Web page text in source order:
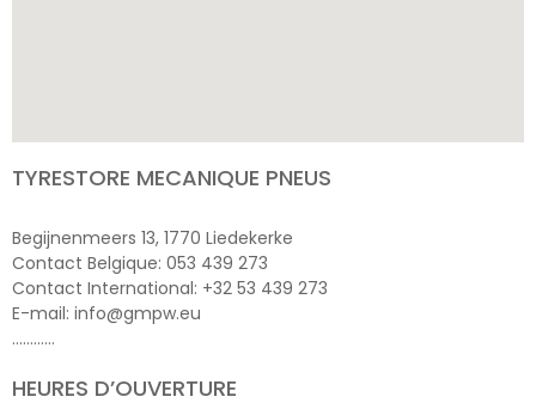
TYRESTORE MECANIQUE PNEUS
Begijnenmeers 13, 1770 Liedekerke
Contact Belgique: 053 439 273
Contact International: +32 53 439 273
E-mail: info@gmpw.eu
…………
HEURES D’OUVERTURE